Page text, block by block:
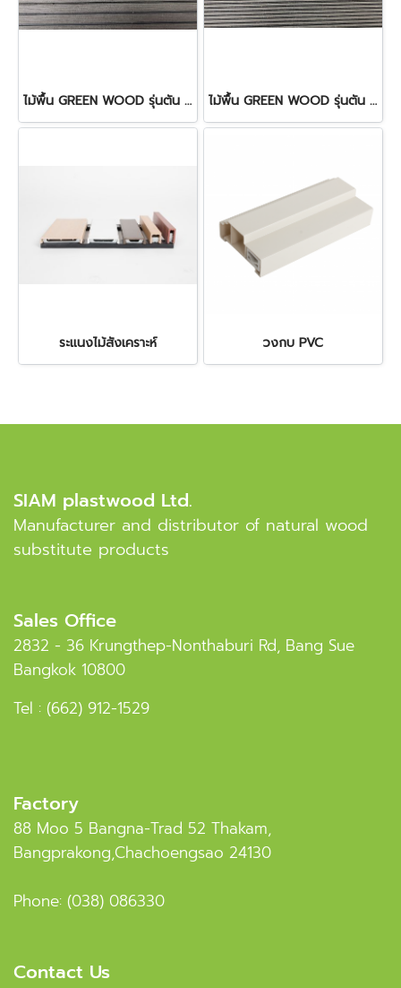
ไม้พื้น GREEN WOOD รุ่นตัน 10 cm. ไม้พื้น GREEN WOOD รุ่นตัน 14 cm.
ระแนงไม้สังเคราะห์ วงกบ PVC
SIAM plastwood Ltd.
Manufacturer and distributor of natural wood
substitute products
Sales Office
2832 - 36 Krungthep-Nonthaburi Rd, Bang Sue
Bangkok 10800
Tel : (662) 912-1529
Factory
88 Moo 5 Bangna-Trad 52 Thakam,
Bangprakong,Chachoengsao 24130
Phone: (038) 086330
Contact Us